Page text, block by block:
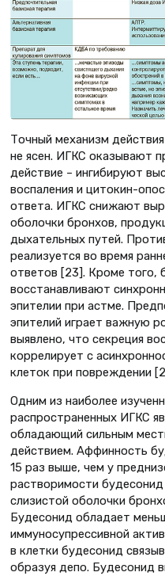
Точный механизм
не ясен. ИГКС оказывают
действие – ингибируют
воспаления и цитокин-
ответа. ИГКС снижают
оболочки бронхов,
дыхательных путей.
реализуется во время
ответов [23]. Кроме того,
восстанавливают
эпителии при астме.
эпителий играет важную
выявлено, что секреция
коррелирует с
клеток при повреждении
Одним из наиболее
распространенных ИГКС
обладающий сильным
действием. Аффинность
15 раз выше, чем у
растворимости
слизистой оболочки
Будесонид обладает
иммуносупрессивной
в клетки будесонид
образуя депо. Будесонид